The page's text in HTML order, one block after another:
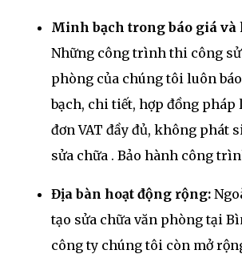
Minh bạch trong báo giá và
Những công trình thi công
phòng của chúng tôi luôn
bạch, chi tiết, hợp đồng pháp
đơn VAT đầy đủ, không phát
sửa chữa . Bảo hành công
Địa bàn hoạt động rộng:
tạo sửa chữa văn phòng tại
công ty chúng tôi còn mở